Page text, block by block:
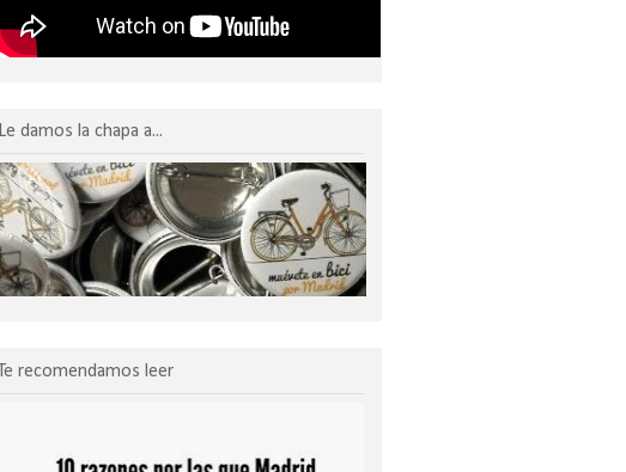
Le damos la chapa a...
Te recomendamos leer